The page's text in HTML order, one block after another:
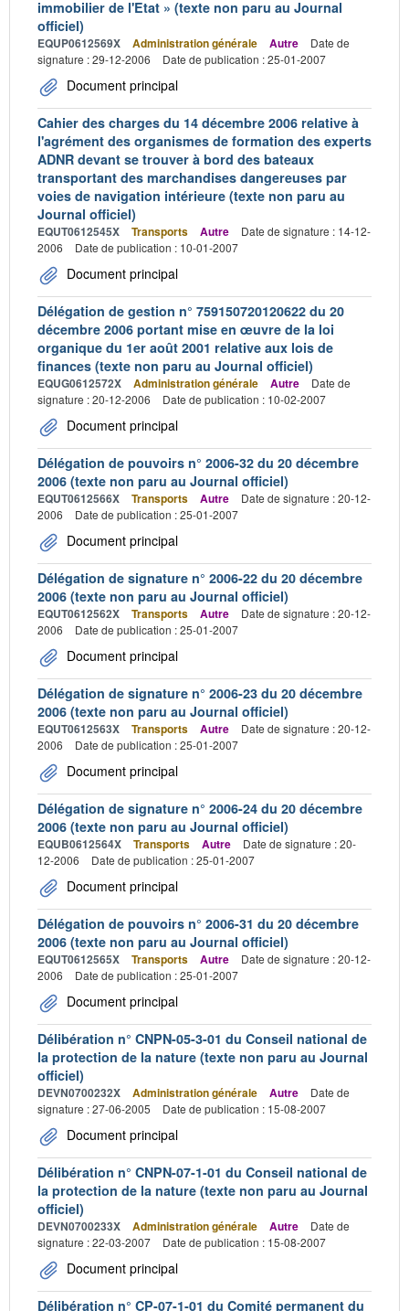
immobilier de l'Etat » (texte non paru au Journal
officiel)
EQUP0612569X Administration générale Autre
Date de
signature : 29-12-2006
Date de publication : 25-01-2007
Document principal
Cahier des charges du 14 décembre 2006 relative à
l'agrément des organismes de formation des experts
ADNR devant se trouver à bord des bateaux
transportant des marchandises dangereuses par
voies de navigation intérieure (texte non paru au
Journal officiel)
EQUT0612545X Transports Autre
Date de signature : 14-12-
2006
Date de publication : 10-01-2007
Document principal
Délégation de gestion n° 759150720120622 du 20
décembre 2006 portant mise en œuvre de la loi
organique du 1er août 2001 relative aux lois de
finances (texte non paru au Journal officiel)
EQUG0612572X Administration générale Autre
Date de
signature : 20-12-2006
Date de publication : 10-02-2007
Document principal
Délégation de pouvoirs n° 2006-32 du 20 décembre
2006 (texte non paru au Journal officiel)
EQUT0612566X Transports Autre
Date de signature : 20-12-
2006
Date de publication : 25-01-2007
Document principal
Délégation de signature n° 2006-22 du 20 décembre
2006 (texte non paru au Journal officiel)
EQUT0612562X Transports Autre
Date de signature : 20-12-
2006
Date de publication : 25-01-2007
Document principal
Délégation de signature n° 2006-23 du 20 décembre
2006 (texte non paru au Journal officiel)
EQUT0612563X Transports Autre
Date de signature : 20-12-
2006
Date de publication : 25-01-2007
Document principal
Délégation de signature n° 2006-24 du 20 décembre
2006 (texte non paru au Journal officiel)
EQUB0612564X Transports Autre
Date de signature : 20-
12-2006
Date de publication : 25-01-2007
Document principal
Délégation de pouvoirs n° 2006-31 du 20 décembre
2006 (texte non paru au Journal officiel)
EQUT0612565X Transports Autre
Date de signature : 20-12-
2006
Date de publication : 25-01-2007
Document principal
Délibération n° CNPN-05-3-01 du Conseil national de
la protection de la nature (texte non paru au Journal
officiel)
DEVN0700232X Administration générale Autre
Date de
signature : 27-06-2005
Date de publication : 15-08-2007
Document principal
Délibération n° CNPN-07-1-01 du Conseil national de
la protection de la nature (texte non paru au Journal
officiel)
DEVN0700233X Administration générale Autre
Date de
signature : 22-03-2007
Date de publication : 15-08-2007
Document principal
Délibération n° CP-07-1-01 du Comité permanent du